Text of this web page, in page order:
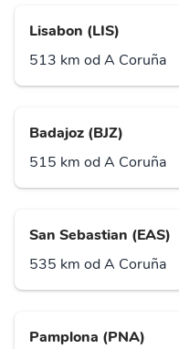
Lisabon (LIS)
513 km od A Coruña
Badajoz (BJZ)
515 km od A Coruña
San Sebastian (EAS)
535 km od A Coruña
Pamplona (PNA)